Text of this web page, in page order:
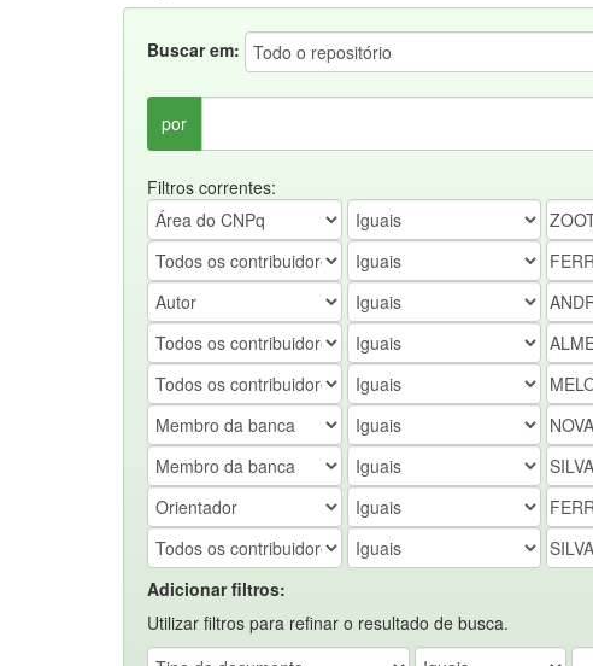
Buscar em:
por
Filtros correntes:
Adicionar filtros:
Utilizar filtros para refinar o resultado de busca.